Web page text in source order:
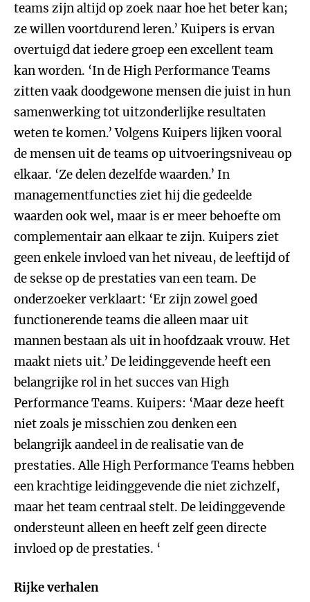
teams zijn altijd op zoek naar hoe het beter kan;
ze willen voortdurend leren.’ Kuipers is ervan
overtuigd dat iedere groep een excellent team
kan worden. ‘In de High Performance Teams
zitten vaak doodgewone mensen die juist in hun
samenwerking tot uitzonderlijke resultaten
weten te komen.’ Volgens Kuipers lijken vooral
de mensen uit de teams op uitvoeringsniveau op
elkaar. ‘Ze delen dezelfde waarden.’ In
managementfuncties ziet hij die gedeelde
waarden ook wel, maar is er meer behoefte om
complementair aan elkaar te zijn. Kuipers ziet
geen enkele invloed van het niveau, de leeftijd of
de sekse op de prestaties van een team. De
onderzoeker verklaart: ‘Er zijn zowel goed
functionerende teams die alleen maar uit
mannen bestaan als uit in hoofdzaak vrouw. Het
maakt niets uit.’ De leidinggevende heeft een
belangrijke rol in het succes van High
Performance Teams. Kuipers: ‘Maar deze heeft
niet zoals je misschien zou denken een
belangrijk aandeel in de realisatie van de
prestaties. Alle High Performance Teams hebben
een krachtige leidinggevende die niet zichzelf,
maar het team centraal stelt. De leidinggevende
ondersteunt alleen en heeft zelf geen directe
invloed op de prestaties. ‘
Rijke verhalen